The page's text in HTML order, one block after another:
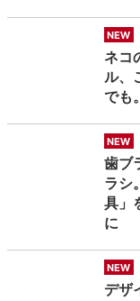
ネコ
ル、
でも
歯ブ
ラシ
具」
に
デザ